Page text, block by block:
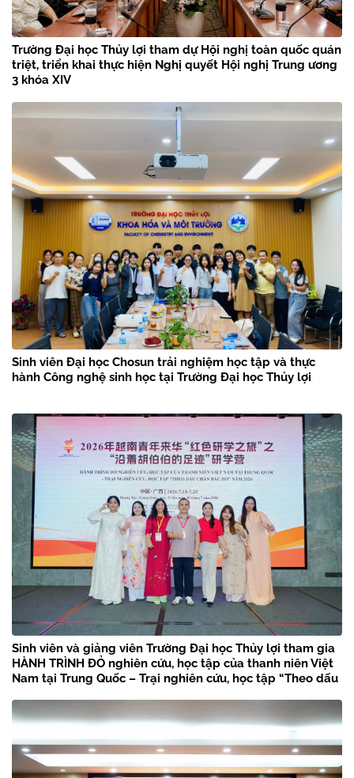
Trường Đại học Thủy lợi tham dự Hội nghị toàn quốc quán
triệt, triển khai thực hiện Nghị quyết Hội nghị Trung ương
3 khóa XIV
Sinh viên Đại học Chosun trải nghiệm học tập và thực
hành Công nghệ sinh học tại Trường Đại học Thủy lợi
Sinh viên và giảng viên Trường Đại học Thủy lợi tham gia
HÀNH TRÌNH ĐỎ nghiên cứu, học tập của thanh niên Việt
Nam tại Trung Quốc – Trại nghiên cứu, học tập “Theo dấu